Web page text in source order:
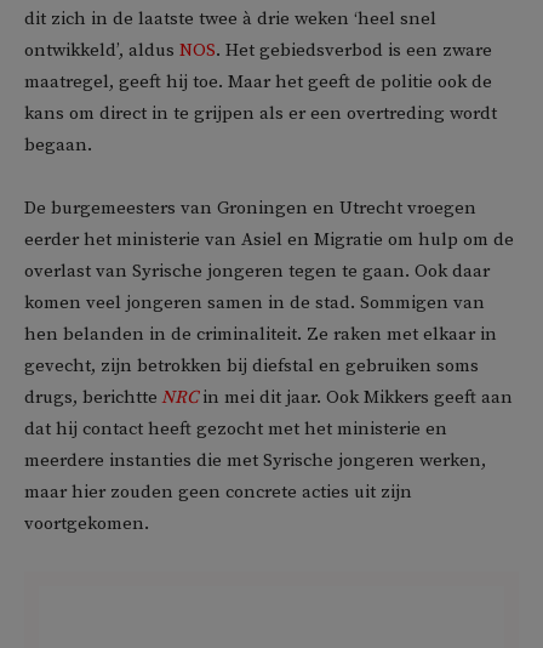
dit zich in de laatste twee à drie weken ‘heel snel
ontwikkeld’, aldus NOS. Het gebiedsverbod is een zware
maatregel, geeft hij toe. Maar het geeft de politie ook de
kans om direct in te grijpen als er een overtreding wordt
begaan.
De burgemeesters van Groningen en Utrecht vroegen
eerder het ministerie van Asiel en Migratie om hulp om de
overlast van Syrische jongeren tegen te gaan. Ook daar
komen veel jongeren samen in de stad. Sommigen van
hen belanden in de criminaliteit. Ze raken met elkaar in
gevecht, zijn betrokken bij diefstal en gebruiken soms
drugs, berichtte NRCin mei dit jaar. Ook Mikkers geeft aan
dat hij contact heeft gezocht met het ministerie en
meerdere instanties die met Syrische jongeren werken,
maar hier zouden geen concrete acties uit zijn
voortgekomen.